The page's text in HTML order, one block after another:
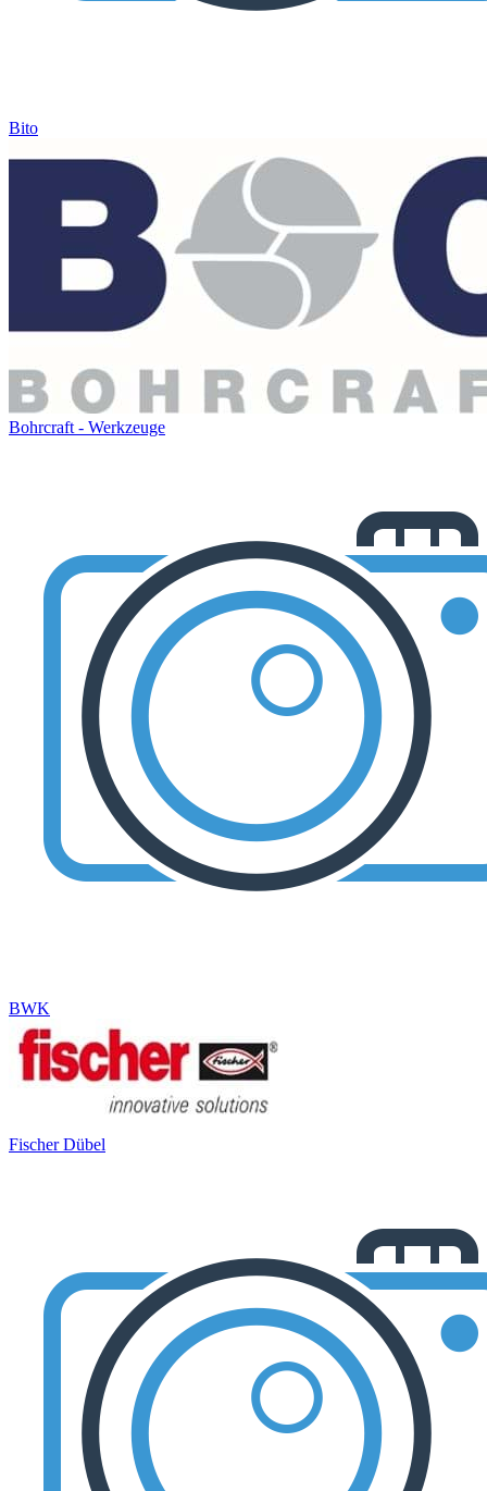
Bito
Bohrcraft - Werkzeuge
BWK
Fischer Dübel